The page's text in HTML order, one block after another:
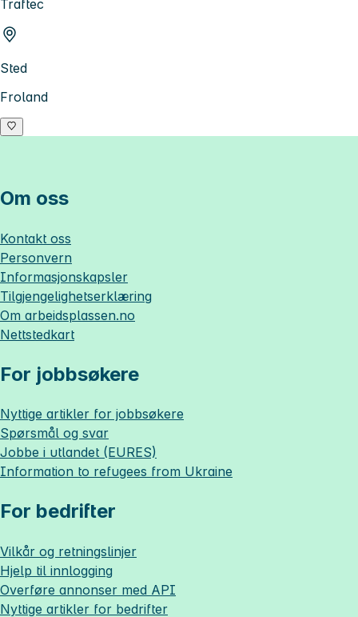
Traftec
Sted
Froland
Om oss
Kontakt oss
Personvern
Informasjonskapsler
Tilgjengelighetserklæring
Om arbeidsplassen.no
Nettstedkart
For jobbsøkere
Nyttige artikler for jobbsøkere
Spørsmål og svar
Jobbe i utlandet (EURES)
Information to refugees from Ukraine
For bedrifter
Vilkår og retningslinjer
Hjelp til innlogging
Overføre annonser med API
Nyttige artikler for bedrifter